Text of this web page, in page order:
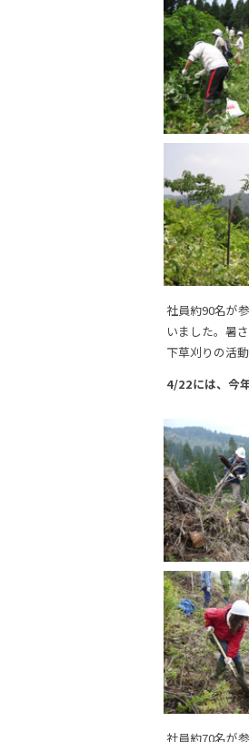
社員約90名が
いました。暑
下草刈りの活
4/22には、今
社員約70名が